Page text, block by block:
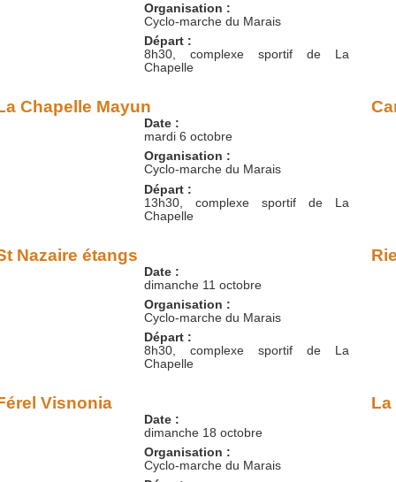
Organisation :
Cyclo-marche du Marais
Départ :
8h30, complexe sportif de La
Chapelle
Chapelle Mayun
Date :
mardi 6 octobre
Organisation :
Cyclo-marche du Marais
Départ :
13h30, complexe sportif de La
Chapelle
Nazaire étangs
Date :
dimanche 11 octobre
Organisation :
Cyclo-marche du Marais
Départ :
8h30, complexe sportif de La
Chapelle
Visnonia
Date :
dimanche 18 octobre
Organisation :
Cyclo-marche du Marais
La